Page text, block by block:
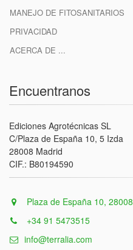
MANEJO DE FITOSANITARIOS
PRIVACIDAD
ACERCA DE ...
Encuentranos
Ediciones Agrotécnicas SL
C/Plaza de España 10, 5 Izda
28008 Madrid
CIF.: B80194590
Plaza de España 10, 28008
+34 91 5473515
info@terralia.com